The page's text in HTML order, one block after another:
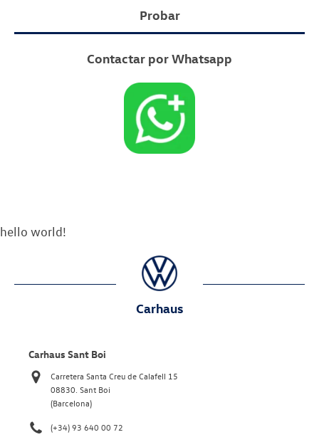
Probar
Contactar por Whatsapp
hello world!
Carhaus
Carhaus Sant Boi
Carretera Santa Creu de Calafell 15
08830. Sant Boi
(Barcelona)
(+34) 93 640 00 72